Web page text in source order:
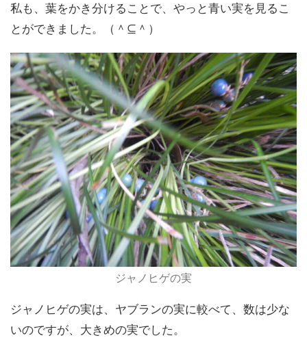
私も、葉をかき分けることで、やっと青い実を見るこ
とができました。（＾⊆＾）
ジャノヒゲの実
ジャノヒゲの実は、ヤブランの実に較べて、数は少な
いのですが、大きめの実でした。